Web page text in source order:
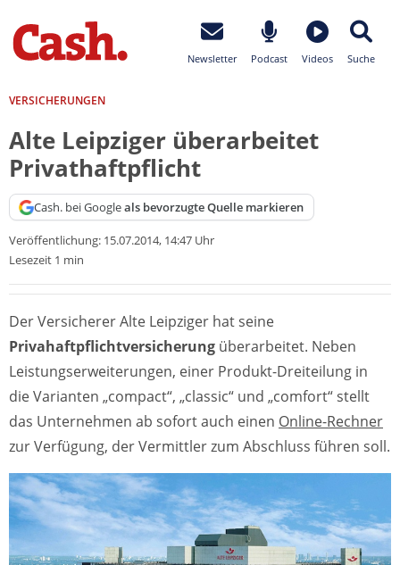
Newsletter Podcast Videos Suche
VERSICHERUNGEN
Alte Leipziger überarbeitet
Privathaftpflicht
Cash. bei Googleals bevorzugte Quelle markieren
Veröffentlichung: 15.07.2014, 14:47 Uhr
Lesezeit 1 min
Der Versicherer Alte Leipziger hat seine
Privahaftpflichtversicherung überarbeitet. Neben
Leistungserweiterungen, einer Produkt-Dreiteilung in
die Varianten „compact“, „classic“ und „comfort“ stellt
das Unternehmen ab sofort auch einen Online-Rechner
zur Verfügung, der Vermittler zum Abschluss führen soll.